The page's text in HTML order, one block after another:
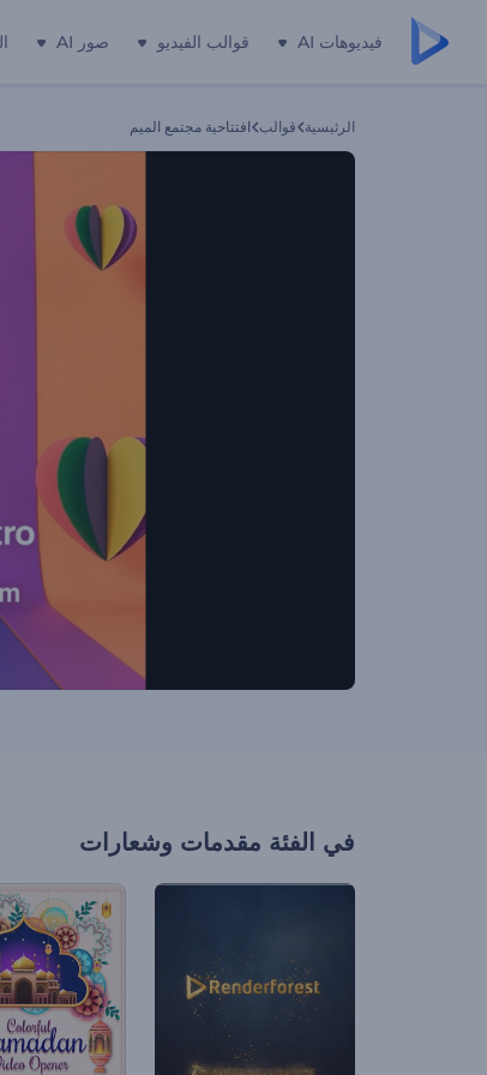
فيديوهات AI قوالب الفيديو صور AI
الرئيسية قوالب افتتاحية مجتمع الميم
في الفئة مقدمات وشعارات